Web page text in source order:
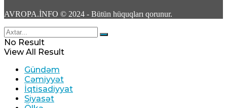
Məhəmməd Bağet Zülqədr: “ABŞ dəniz
blokadasını ləğv etməli və qoşunları İran
09 Avqust 2026 / 9:59
AVROPA.İNFO © 2024 - Bütün hüquqları qorunur.
No Result
View All Result
Gündəm
Cəmiyyət
İqtisadiyyat
Siyasət